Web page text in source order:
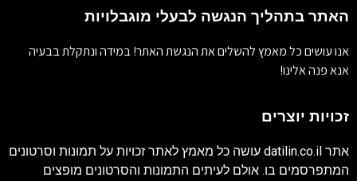
האתר בתהליך הנגשה לבעלי מוגבלויות
אנו עושים כל מאמץ להשלים את הנגשת האתר! במידה ונתקלת בבעיה
אנא פנה אלינו!
זכויות יוצרים
אתר datilin.co.il עושה כל מאמץ לאתר זכויות על תמונות וסרטונים
המתפרסמים בו. אולם לעיתים התמונות והסרטונים מופצים